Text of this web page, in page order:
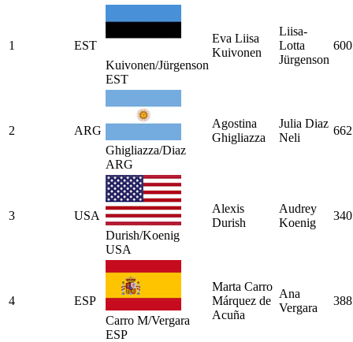
1
EST
Kuivonen/Jürgenson
EST
Eva Liisa
Kuivonen
Liisa-
Lotta
Jürgenson
600
2
ARG
Ghigliazza/Diaz
ARG
Agostina
Ghigliazza
Julia Diaz
Neli
662
3
USA
Durish/Koenig
USA
Alexis
Durish
Audrey
Koenig
340
4
ESP
Carro M/Vergara
ESP
Marta Carro
Márquez de
Acuña
Ana
Vergara
388